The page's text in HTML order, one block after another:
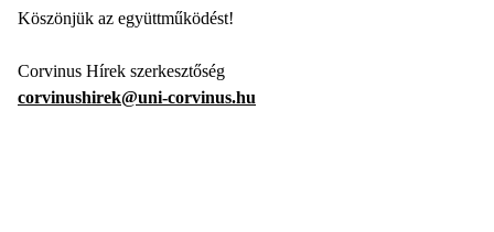
Köszönjük az együttműködést!
Corvinus Hírek szerkesztőség
corvinushirek@uni-corvinus.hu